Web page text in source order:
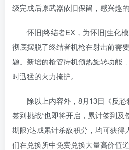
级完成后原武器依旧保留，感兴趣
怀旧|终结者EX，为怀旧|生化模
彻底摆脱了终结者机枪在射击前需
题。新增的枪管待机预热旋转功能
时迅猛的火力掩护。
除以上内容外，8月13日《反恐
签到挑战“也即将开启，累计签到及
期限)达成累计杀敌积分，均可获得
们在兑换所中免费兑换大量高价值